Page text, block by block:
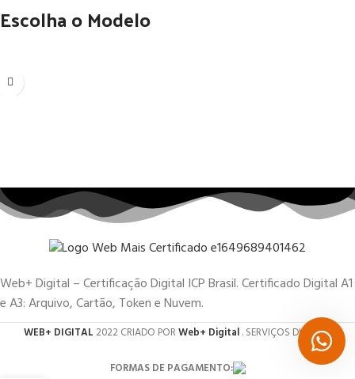
Escolha o Modelo
Web+ Digital – Certificação Digital ICP Brasil. Certificado Digital A1
e A3: Arquivo, Cartão, Token e Nuvem.
WEB+ DIGITAL 2022 CRIADO PORWeb+ Digital. SERVIÇOS DIGITAIS.
FORMAS DE PAGAMENTO: